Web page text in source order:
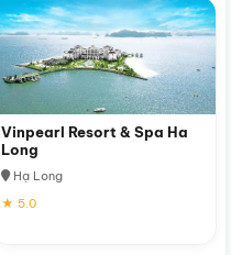
Vinpearl Resort & Spa Ha
Long
Hạ Long
★ 5.0